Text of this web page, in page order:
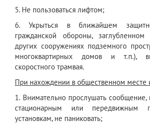
5. Не пользоваться лифтом;
6. Укрыться в ближайшем
гражданской обороны,
других сооружениях подземного
многоквартирных домов и т.п.),
скоростного трамвая.
При нахождении в общественном месте
1. Внимательно прослушать
стационарным или передвижным
установкам, не паниковать;